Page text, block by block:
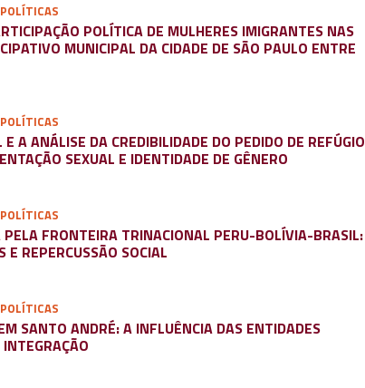
POLÍTICA DE MULHERES IMIGRANTES NAS
MUNICIPAL DA CIDADE DE SÃO PAULO ENTRE
A ANÁLISE DA CREDIBILIDADE DO PEDIDO DE REFÚGIO
SEXUAL E IDENTIDADE DE GÊNERO
FRONTEIRA TRINACIONAL PERU-BOLÍVIA-BRASIL:
E REPERCUSSÃO SOCIAL
SANTO ANDRÉ: A INFLUÊNCIA DAS ENTIDADES